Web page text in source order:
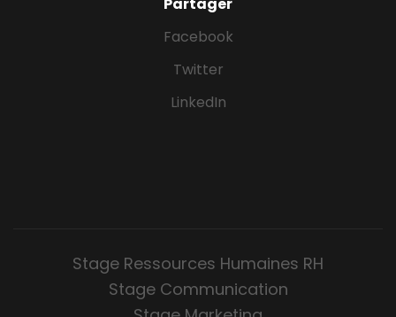
Facebook
Twitter
LinkedIn
Stage Ressources Humaines RH
Stage Communication